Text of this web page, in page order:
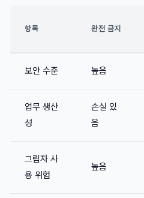
항목 완전 금지
보안 수준 높음
업무 생산
성
손실 있
음
그림자 사
용 위험
높음